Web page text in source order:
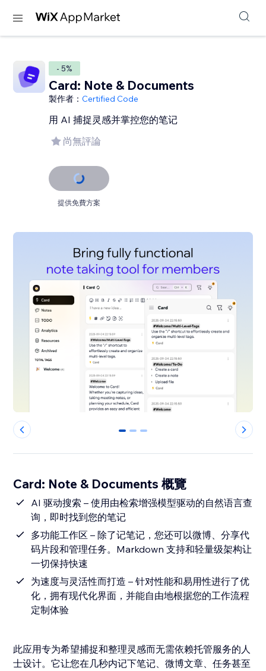
- 5%
Card: Note & Documents
製作者：Certified Code
用 AI 捕捉灵感并掌控您的笔记
尚無評論
提供免費方案
0 1 2
Card: Note & Documents 概覽
AI 驱动搜索 – 使用由检索增强模型驱动的自然语言查
询，即时找到您的笔记
多功能工作区 – 除了记笔记，您还可以微博、分享代
码片段和管理任务。Markdown 支持和轻量级架构让
一切保持快速
为速度与灵活性而打造 – 针对性能和易用性进行了优
化，拥有现代化界面，并能自由地根据您的工作流程
定制体验
此应用专为希望捕捉和整理灵感而无需依赖托管服务的人
士设计。它让您在几秒内记下笔记、微博文章、任务甚至